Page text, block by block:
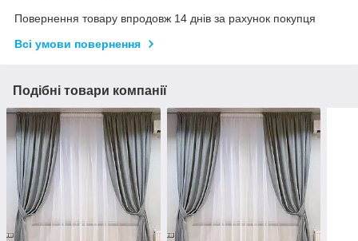
Повернення товару впродовж 14 днів за рахунок покупця
Всі умови повернення
Подібні товари компанії